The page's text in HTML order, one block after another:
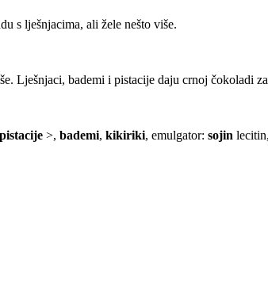
s lješnjacima, ali žele nešto više.
Lješnjaci, bademi i pistacije daju crnoj čokoladi
pistacije >, bademi, kikiriki, emulgator: sojin